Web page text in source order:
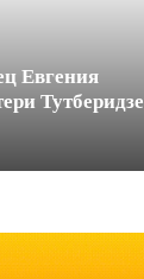
Евгения
Тутберидзе